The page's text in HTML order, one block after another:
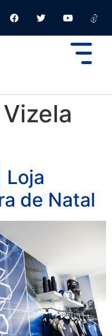
Loja
de Natal